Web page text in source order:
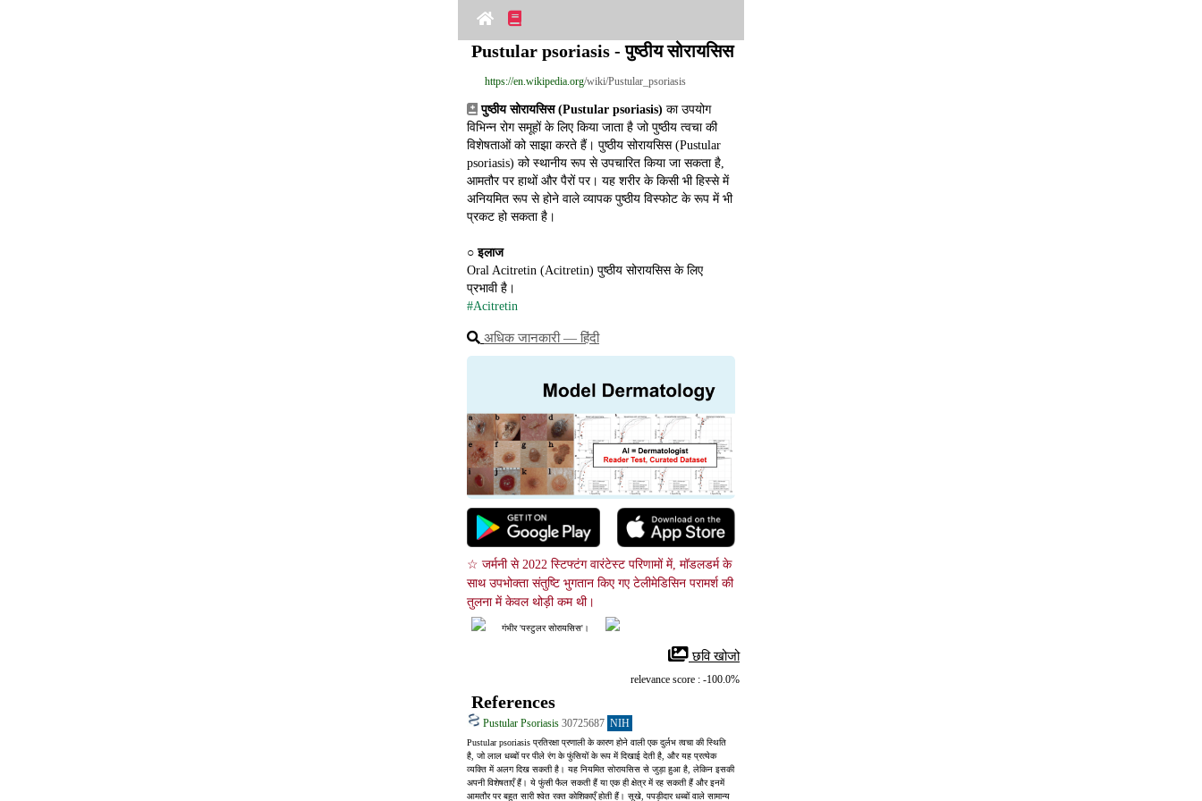
Pustular psoriasis - पुष्ठीय सोरायसिस
https://en.wikipedia.org/wiki/Pustular_psoriasis
पुष्ठीय सोरायसिस (Pustular psoriasis) का उपयोग
विभिन्न रोग समूहों के लिए किया जाता है जो पुष्ठीय त्वचा की
विशेषताओं को साझा करते हैं। पुष्ठीय सोरायसिस (Pustular
psoriasis) को स्थानीय रूप से उपचारित किया जा सकता है,
आमतौर पर हाथों और पैरों पर। यह शरीर के किसी भी हिस्से में
अनियमित रूप से होने वाले व्यापक पुष्ठीय विस्फोट के रूप में भी
प्रकट हो सकता है।
○ इलाज
Oral Acitretin (Acitretin) पुष्ठीय सोरायसिस के लिए
प्रभावी है।
#Acitretin
अधिक जानकारी ― हिंदी
☆ जर्मनी से 2022 स्टिफ्टंग वारंटेस्ट परिणामों में, मॉडलडर्म के
साथ उपभोक्ता संतुष्टि भुगतान किए गए टेलीमेडिसिन परामर्श की
तुलना में केवल थोड़ी कम थी।
गंभीर 'पस्टुलर सोरायसिस'।
छवि खोजो
relevance score : -100.0%
References
Pustular Psoriasis 30725687 NIH
Pustular psoriasis प्रतिरक्षा प्रणाली के कारण होने वाली एक दुर्लभ त्वचा की स्थिति
है, जो लाल धब्बों पर पीले रंग के फुंसियों के रूप में दिखाई देती है, और यह प्रत्येक
व्यक्ति में अलग दिख सकती है। यह नियमित सोरायसिस से जुड़ा हुआ है, लेकिन इसकी
अपनी विशेषताएँ हैं। ये फुंसी फैल सकती हैं या एक ही क्षेत्र में रह सकती हैं और इनमें
आमतौर पर बहुत सारी श्वेत रक्त कोशिकाएँ होती हैं। सूखे, पपड़ीदार धब्बों वाले सामान्य